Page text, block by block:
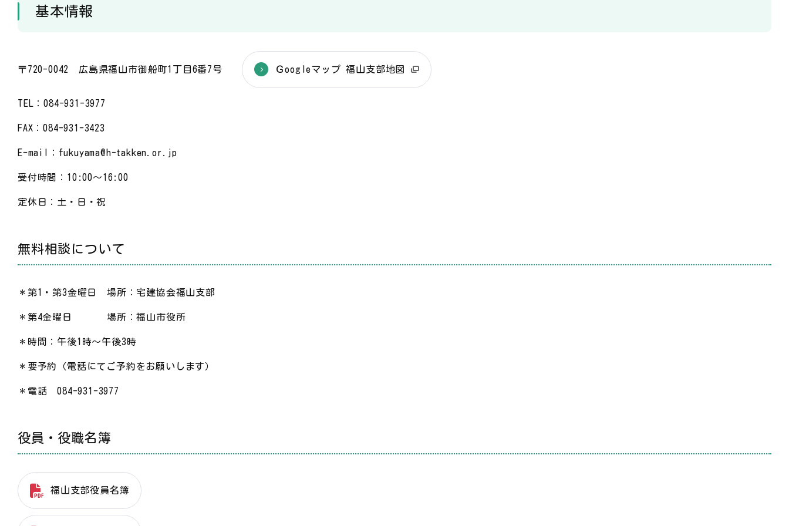
基本情報
〒720-0042 広島県福山市御船町1丁目6番7号 Ｇoogleマップ 福山支部地図
TEL：084-931-3977
FAX：084-931-3423
E-mail：fukuyama@h-takken.or.jp
受付時間：10:00～16:00
定休日：土・日・祝
無料相談について
＊第1・第3金曜日 場所：宅建協会福山支部
＊第4金曜日 場所：福山市役所
＊時間：午後1時～午後3時
＊要予約（電話にてご予約をお願いします）
＊電話 084-931-3977
役員・役職名簿
福山支部役員名簿